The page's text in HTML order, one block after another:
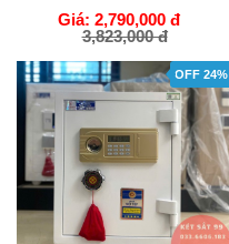
Giá: 2,790,000 đ
3,823,000 đ
GIỎ HÀNG
OFF 24%